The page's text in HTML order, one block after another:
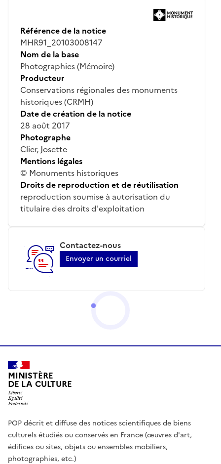
Référence de la notice
MHR91_20103008147
Nom de la base
Photographies (Mémoire)
Producteur
Conservations régionales des monuments
historiques (CRMH)
Date de création de la notice
28 août 2017
Photographe
Clier, Josette
Mentions légales
© Monuments historiques
Droits de reproduction et de réutilisation
reproduction soumise à autorisation du
titulaire des droits d'exploitation
Contactez-nous
Envoyer un courriel
MINISTÈRE
DE LA CULTURE
POP décrit et diffuse des notices scientifiques de biens
culturels étudiés ou conservés en France (œuvres d'art,
édifices ou sites, objets ou ensembles mobiliers,
photographies, etc.)